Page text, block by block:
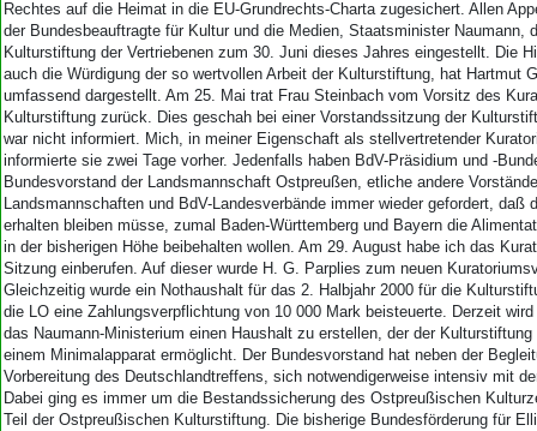
Rechtes auf die Heimat in die EU-Grundrechts-Charta zugesichert. Allen
der Bundesbeauftragte für Kultur und die Medien, Staatsminister Naumann,
Kulturstiftung der Vertriebenen zum 30. Juni dieses Jahres eingestellt. Die
auch die Würdigung der so wertvollen Arbeit der Kulturstiftung, hat Hartmut
umfassend dargestellt. Am 25. Mai trat Frau Steinbach vom Vorsitz des
Kulturstiftung zurück. Dies geschah bei einer Vorstandssitzung der
war nicht informiert. Mich, in meiner Eigenschaft als stellvertretender
informierte sie zwei Tage vorher. Jedenfalls haben BdV-Präsidium und -
Bundesvorstand der Landsmannschaft Ostpreußen, etliche andere
Landsmannschaften und BdV-Landesverbände immer wieder gefordert, daß
erhalten bleiben müsse, zumal Baden-Württemberg und Bayern die
in der bisherigen Höhe beibehalten wollen. Am 29. August habe ich das
Sitzung einberufen. Auf dieser wurde H. G. Parplies zum neuen
Gleichzeitig wurde ein Nothaushalt für das 2. Halbjahr 2000 für die
die LO eine Zahlungsverpflichtung von 10 000 Mark beisteuerte. Derzeit
das Naumann-Ministerium einen Haushalt zu erstellen, der der
einem Minimalapparat ermöglicht. Der Bundesvorstand hat neben der
Vorbereitung des Deutschlandtreffens, sich notwendigerweise intensiv mit
Dabei ging es immer um die Bestandssicherung des Ostpreußischen
Teil der Ostpreußischen Kulturstiftung. Die bisherige Bundesförderung für